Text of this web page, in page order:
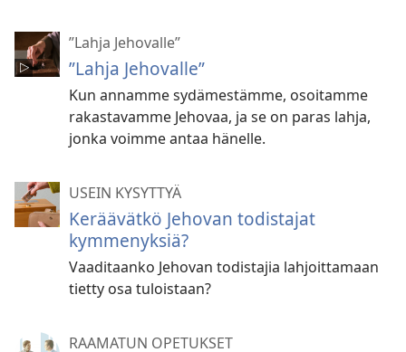
”Lahja Jehovalle”
”Lahja Jehovalle”
Kun annamme sydämestämme, osoitamme
rakastavamme Jehovaa, ja se on paras lahja,
jonka voimme antaa hänelle.
USEIN KYSYTTYÄ
Keräävätkö Jehovan todistajat
kymmenyksiä?
Vaaditaanko Jehovan todistajia lahjoittamaan
tietty osa tuloistaan?
RAAMATUN OPETUKSET